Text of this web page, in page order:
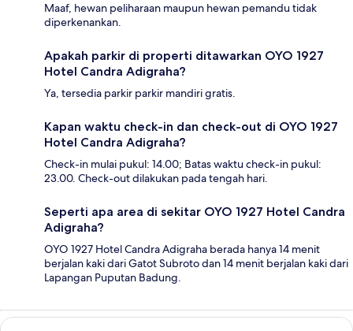
Maaf, hewan peliharaan maupun hewan pemandu tidak
diperkenankan.
Apakah parkir di properti ditawarkan OYO 1927
Hotel Candra Adigraha?
Ya, tersedia parkir parkir mandiri gratis.
Kapan waktu check-in dan check-out di OYO 1927
Hotel Candra Adigraha?
Check-in mulai pukul: 14.00; Batas waktu check-in pukul:
23.00. Check-out dilakukan pada tengah hari.
Seperti apa area di sekitar OYO 1927 Hotel Candra
Adigraha?
OYO 1927 Hotel Candra Adigraha berada hanya 14 menit
berjalan kaki dari Gatot Subroto dan 14 menit berjalan kaki dari
Lapangan Puputan Badung.